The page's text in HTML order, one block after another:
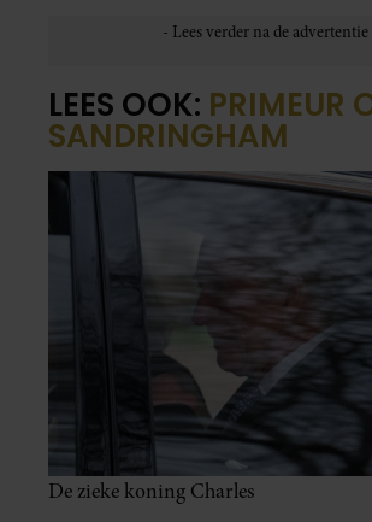
LEES OOK: PRIMEUR
SANDRINGHAM
De zieke koning Charles